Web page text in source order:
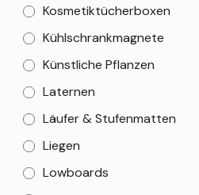
Kosmetiktücherboxen
Kühlschrankmagnete
Künstliche Pflanzen
Laternen
Läufer & Stufenmatten
Liegen
Lowboards